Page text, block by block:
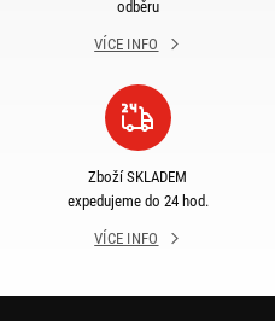
odběru
VÍCE INFO
Zboží SKLADEM
expedujeme do 24 hod.
VÍCE INFO